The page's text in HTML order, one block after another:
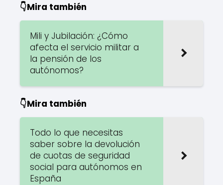
👇Mira también
Mili y Jubilación: ¿Cómo
afecta el servicio militar a
la pensión de los
autónomos?
👇Mira también
Todo lo que necesitas
saber sobre la devolución
de cuotas de seguridad
social para autónomos en
España